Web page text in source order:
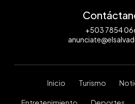
+503 7854
Inicio Turismo